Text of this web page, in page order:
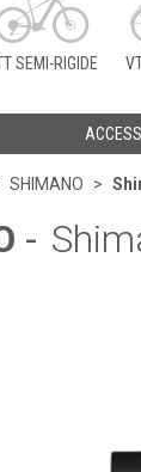
SEMI-RIGIDE
SHIMANO
-